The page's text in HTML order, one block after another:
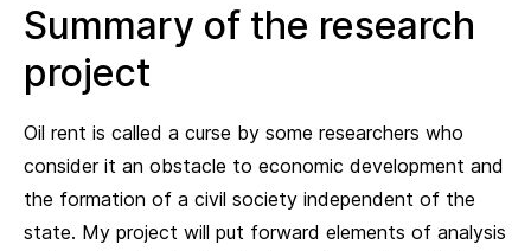
Summary of the research
project
Oil rent is called a curse by some researchers who
consider it an obstacle to economic development and
the formation of a civil society independent of the
state. My project will put forward elements of analysis